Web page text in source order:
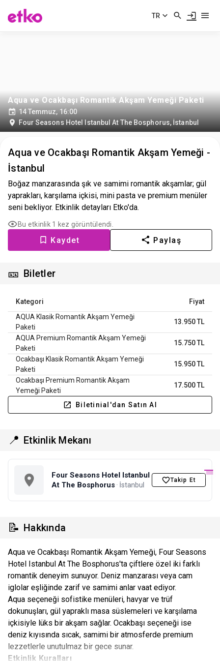
TR
Aqua ve Ocakbaşı Romantik Akşam Yemeği Paketi
14 Temmuz, 16:00
Four Seasons Hotel Istanbul At The Bosphorus, İstanbul
Aqua ve Ocakbaşı Romantik Akşam Yemeği -
İstanbul
Boğaz manzarasında şık ve samimi romantik akşamlar; gül
yaprakları, karşılama içkisi, mini pasta ve premium menüler
seni bekliyor. Etkinlik detayları Etko'da.
Bu etkinlik 1 kez görüntülendi.
Kaydet Paylaş
🎫 Biletler
Kategori
Fiyat
AQUA Klasik Romantik Akşam Yemeği
Paketi
13.950 TL
AQUA Premium Romantik Akşam Yemeği
Paketi
15.750 TL
Ocakbaşı Klasik Romantik Akşam Yemeği
Paketi
15.950 TL
Ocakbaşı Premium Romantik Akşam
Yemeği Paketi
17.500 TL
Biletinial'dan Satın Al
📍 Etkinlik Mekanı
Four Seasons Hotel Istanbul
At The Bosphorus · İstanbul
Takip Et
📝 Hakkında
Aqua ve Ocakbaşı Romantik Akşam Yemeği, Four Seasons
Hotel Istanbul At The Bosphorus'ta çiftlere özel iki farklı
romantik deneyim sunuyor. Deniz manzarası veya cam
iglolar eşliğinde zarif ve samimi anlar vaat ediyor.
Aqua seçeneği sofistike menüleri, havyar ve trüf
dokunuşları, gül yapraklı masa süslemeleri ve karşılama
içkisiyle lüks bir akşam sağlar. Ocakbaşı seçeneği ise
deniz kıyısında sıcak, samimi bir atmosferde premium
lezzetlerle unutulmaz bir gece sunar.
Etkinlik Kuralları